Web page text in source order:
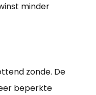
minder
zonde. De
beperkte